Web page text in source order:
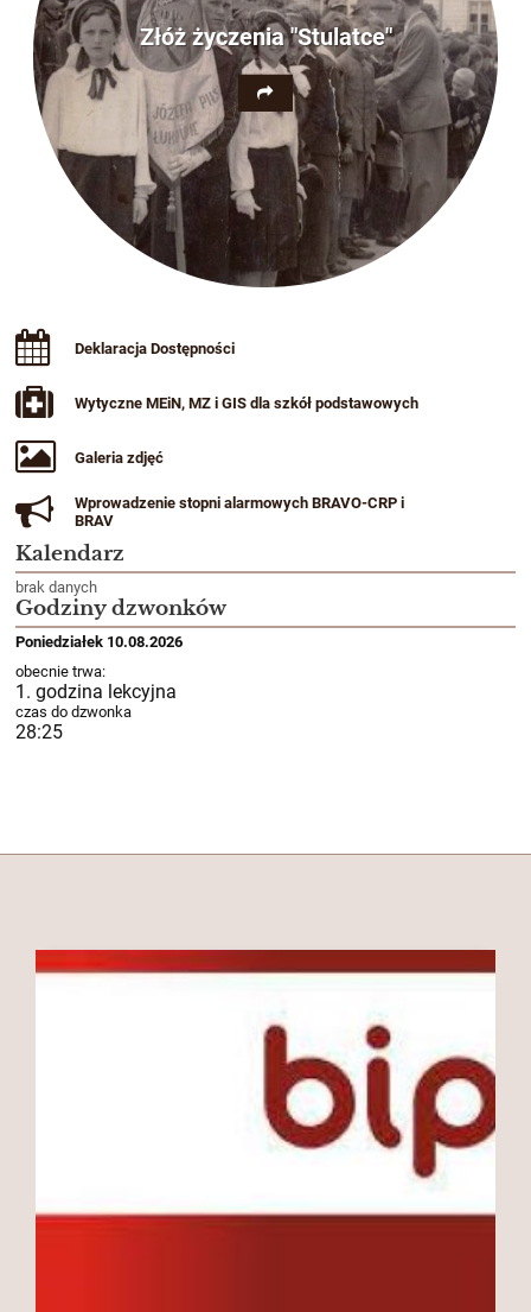
Złóż życzenia "Stulatce"
Deklaracja Dostępności
Wytyczne MEiN, MZ i GIS dla szkół podstawowych
Galeria zdjęć
Wprowadzenie stopni alarmowych BRAVO-CRP i
BRAV
Kalendarz
brak danych
Godziny dzwonków
Poniedziałek 10.08.2026
obecnie trwa:
1. godzina lekcyjna
czas do dzwonka
28:22